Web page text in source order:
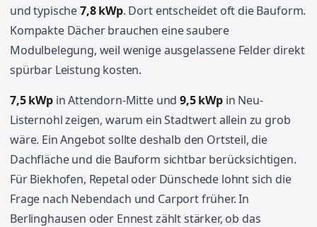
und typische7,8 kWp. Dort entscheidet oft die Bauform.
Kompakte Dächer brauchen eine saubere
Modulbelegung, weil wenige ausgelassene Felder direkt
spürbar Leistung kosten.
7,5 kWpin Attendorn-Mitte und9,5 kWpin Neu-
Listernohl zeigen, warum ein Stadtwert allein zu grob
wäre. Ein Angebot sollte deshalb den Ortsteil, die
Dachfläche und die Bauform sichtbar berücksichtigen.
Für Biekhofen, Repetal oder Dünschede lohnt sich die
Frage nach Nebendach und Carport früher. In
Berlinghausen oder Ennest zählt stärker, ob das